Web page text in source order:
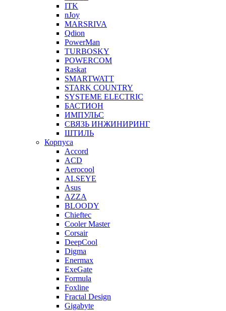
ITK
nJoy
MARSRIVA
Qdion
PowerMan
TURBOSKY
POWERCOM
Raskat
SMARTWATT
STARK COUNTRY
SYSTEME ELECTRIC
БАСТИОН
ИМПУЛЬС
СВЯЗЬ ИНЖИНИРИНГ
ШТИЛЬ
Корпуса
Accord
ACD
Aerocool
ALSEYE
Asus
AZZA
BLOODY
Chieftec
Cooler Master
Corsair
DeepCool
Digma
Enermax
ExeGate
Formula
Foxline
Fractal Design
Gigabyte